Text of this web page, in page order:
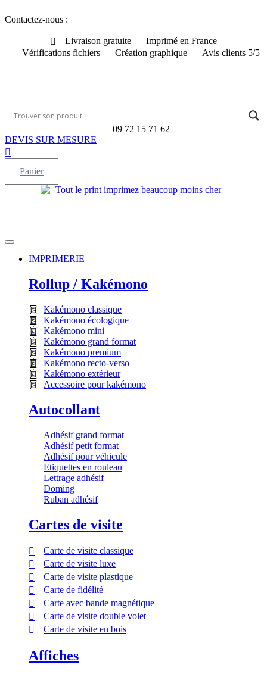
au
Contactez-nous :
Livraison gratuite
Imprimé en France
Vérifications fichiers
Création graphique Avis clients 5/5
09 72 15 71 62
DEVIS SUR MESURE
Panier
IMPRIMERIE
Rollup / Kakémono
Kakémono classique
Kakémono écologique
Kakémono mini
Kakémono grand format
Kakémono premium
Kakémono recto-verso
Kakémono extérieur
Accessoire pour kakémono
Autocollant
Adhésif grand format
Adhésif petit format
Adhésif pour véhicule
Etiquettes en rouleau
Lettrage adhésif
Doming
Ruban adhésif
Cartes de visite
Carte de visite classique
Carte de visite luxe
Carte de visite plastique
Carte de fidélité
Carte avec bande magnétique
Carte de visite double volet
Carte de visite en bois
Affiches